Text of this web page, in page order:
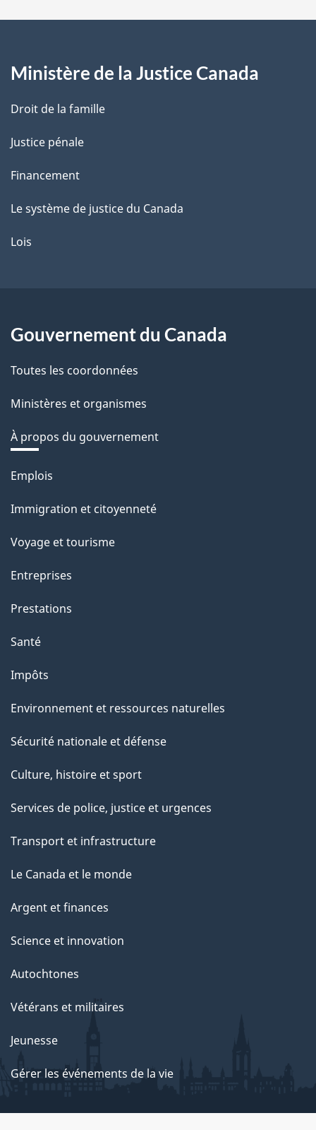
a
e
Ministère de la Justice Canada
Droit de la famille
Justice pénale
Financement
Le système de justice du Canada
Lois
Gouvernement du Canada
Toutes les coordonnées
Ministères et organismes
À propos du gouvernement
Thèmes
sujets
Emplois
Immigration et citoyenneté
Voyage et tourisme
Entreprises
Prestations
Santé
Impôts
Environnement et ressources naturelles
Sécurité nationale et défense
Culture, histoire et sport
Services de police, justice et urgences
Transport et infrastructure
Le Canada et le monde
Argent et finances
Science et innovation
Autochtones
Vétérans et militaires
Jeunesse
Gérer les événements de la vie